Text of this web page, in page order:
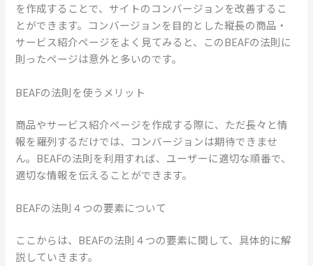
を作成することで、サイトのコンバージョンを改善するこ
とができます。コンバージョンを目的とした縦長の商品・
サービス紹介ページをよく見てみると、このBEAFの法則に
則ったページは意外と多いのです。
BEAFの法則を使うメリット
商品やサービス紹介ページを作成する際に、ただ長々と情
報を羅列するだけでは、コンバージョンは期待できませ
ん。BEAFの法則を利用すれば、ユーザーに適切な順番で、
適切な情報を伝えることができます。
BEAFの法則４つの要素について
ここからは、BEAFの法則４つの要素に関して、具体的に解
説していきます。